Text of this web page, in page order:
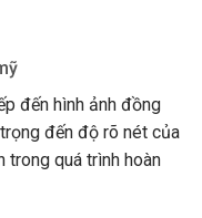
đến hình ảnh đồng
đến độ rõ nét của
trong quá trình hoàn